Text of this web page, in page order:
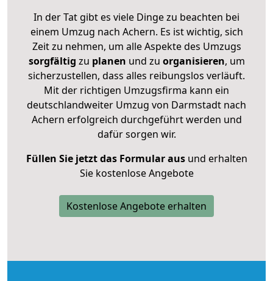
In der Tat gibt es viele Dinge zu beachten bei
einem Umzug nach Achern. Es ist wichtig, sich
Zeit zu nehmen, um alle Aspekte des Umzugs
sorgfältig zu planen und zu organisieren, um
sicherzustellen, dass alles reibungslos verläuft.
Mit der richtigen Umzugsfirma kann ein
deutschlandweiter Umzug von Darmstadt nach
Achern erfolgreich durchgeführt werden und
dafür sorgen wir.
Füllen Sie jetzt das Formular ausund erhalten
Sie kostenlose Angebote
Kostenlose Angebote erhalten